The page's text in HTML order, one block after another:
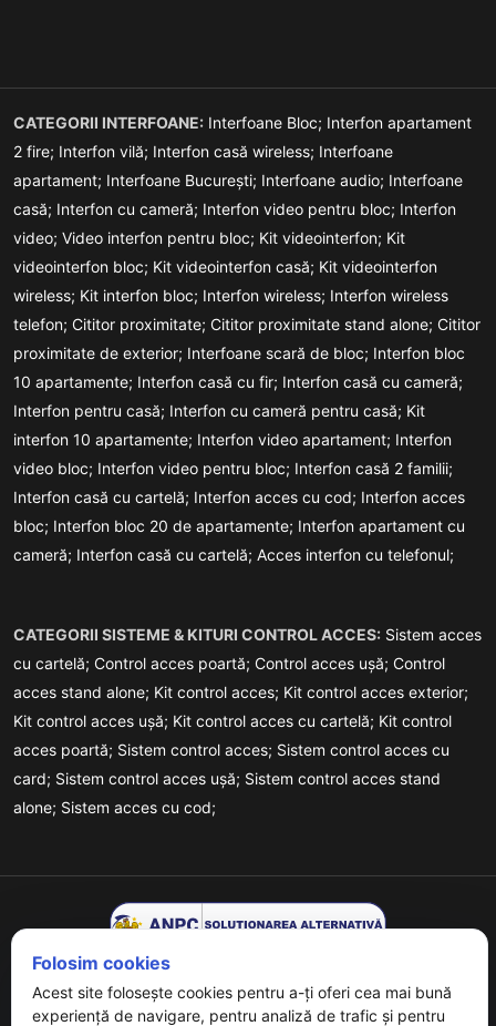
CATEGORII INTERFOANE: Interfoane Bloc; Interfon apartament
2 fire; Interfon vilă; Interfon casă wireless; Interfoane
apartament; Interfoane București; Interfoane audio; Interfoane
casă; Interfon cu cameră; Interfon video pentru bloc; Interfon
video; Video interfon pentru bloc; Kit videointerfon; Kit
videointerfon bloc; Kit videointerfon casă; Kit videointerfon
wireless; Kit interfon bloc; Interfon wireless; Interfon wireless
telefon; Cititor proximitate; Cititor proximitate stand alone; Cititor
proximitate de exterior; Interfoane scară de bloc; Interfon bloc
10 apartamente; Interfon casă cu fir; Interfon casă cu cameră;
Interfon pentru casă; Interfon cu cameră pentru casă; Kit
interfon 10 apartamente; Interfon video apartament; Interfon
video bloc; Interfon video pentru bloc; Interfon casă 2 familii;
Interfon casă cu cartelă; Interfon acces cu cod; Interfon acces
bloc; Interfon bloc 20 de apartamente; Interfon apartament cu
cameră; Interfon casă cu cartelă; Acces interfon cu telefonul;
CATEGORII SISTEME & KITURI CONTROL ACCES: Sistem acces
cu cartelă; Control acces poartă; Control acces ușă; Control
acces stand alone; Kit control acces; Kit control acces exterior;
Kit control acces ușă; Kit control acces cu cartelă; Kit control
acces poartă; Sistem control acces; Sistem control acces cu
card; Sistem control acces ușă; Sistem control acces stand
alone; Sistem acces cu cod;
Folosim cookies
Acest site folosește cookies pentru a-ți oferi cea mai bună
experiență de navigare, pentru analiză de trafic și pentru